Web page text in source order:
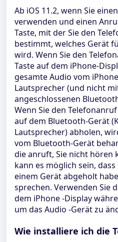
Ab iOS 11.2, wenn Sie
verwenden und einen
Taste, mit der Sie den
bestimmt, welches Gerät
wird. Wenn Sie den
Taste auf dem iPhone-
gesamte Audio vom
Lautsprecher (und nicht
angeschlossenen
Wenn Sie den
auf dem Bluetooth-Gerät
Lautsprecher) abholen,
vom Bluetooth-Gerät
die anruft, Sie nicht hören
kann es möglich sein,
einem Gerät abgeholt
sprechen. Verwenden Sie
dem iPhone -Display
um das Audio -Gerät zu
Wie installiere ich die